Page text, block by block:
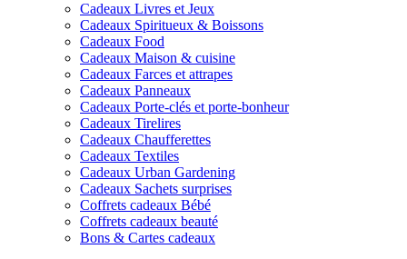
Cadeaux Livres et Jeux
Cadeaux Spiritueux & Boissons
Cadeaux Food
Cadeaux Maison & cuisine
Cadeaux Farces et attrapes
Cadeaux Panneaux
Cadeaux Porte-clés et porte-bonheur
Cadeaux Tirelires
Cadeaux Chaufferettes
Cadeaux Textiles
Cadeaux Urban Gardening
Cadeaux Sachets surprises
Coffrets cadeaux Bébé
Coffrets cadeaux beauté
Bons & Cartes cadeaux